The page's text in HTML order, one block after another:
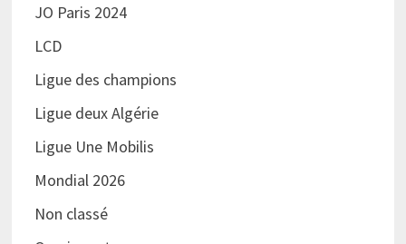
JO Paris 2024
LCD
Ligue des champions
Ligue deux Algérie
Ligue Une Mobilis
Mondial 2026
Non classé